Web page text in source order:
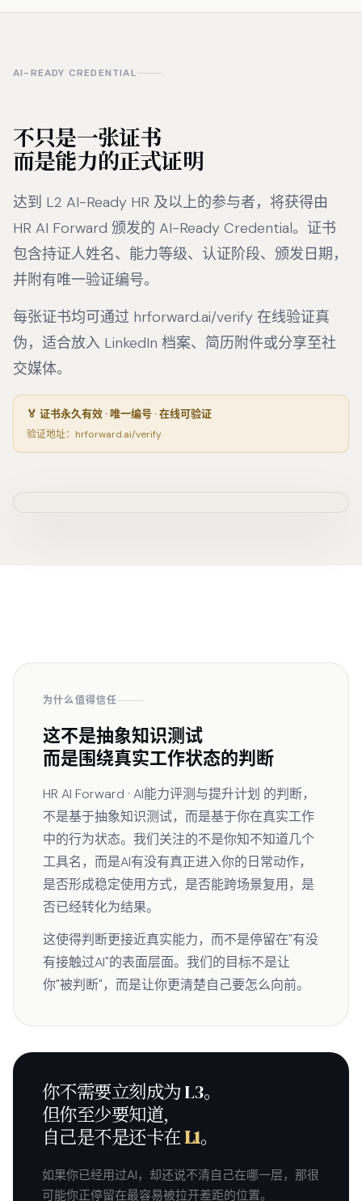
AI-READY CREDENTIAL
不只是一张证书
而是能力的正式证明
达到 L2 AI-Ready HR 及以上的参与者，将获得由
HR AI Forward 颁发的 AI-Ready Credential。证书
包含持证人姓名、能力等级、认证阶段、颁发日期，
并附有唯一验证编号。
每张证书均可通过 hrforward.ai/verify 在线验证真
伪，适合放入 LinkedIn 档案、简历附件或分享至社
交媒体。
🏅 证书永久有效 · 唯一编号 · 在线可验证
验证地址：hrforward.ai/verify
为什么值得信任
这不是抽象知识测试
而是围绕真实工作状态的判断
HR AI Forward · AI能力评测与提升计划 的判断，
不是基于抽象知识测试，而是基于你在真实工作
中的行为状态。我们关注的不是你知不知道几个
工具名，而是AI有没有真正进入你的日常动作，
是否形成稳定使用方式，是否能跨场景复用，是
否已经转化为结果。
这使得判断更接近真实能力，而不是停留在"有没
有接触过AI"的表面层面。我们的目标不是让
你"被判断"，而是让你更清楚自己要怎么向前。
你不需要立刻成为 L3。
但你至少要知道，
自己是不是还卡在L1。
如果你已经用过AI，却还说不清自己在哪一层，那很
可能你正停留在最容易被拉开差距的位置。